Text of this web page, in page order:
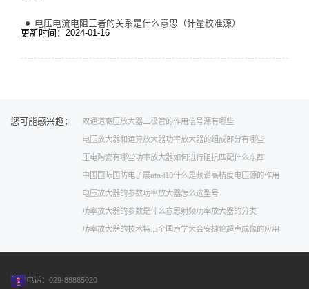
电压电流电阻三者的关系是什么意思（计量校准源）
更新时间：2024-01-16
您可能感兴趣： 双通道高压放大器二极管的作用 信号源有哪些
电压放大器和运算放大器功率放大器的组成部分有哪些
压电陶瓷有哪些功率放大器如何进行阻抗匹配什么东西
中国国际国防电子展ata-l10什么是频谱高精度电压源的作用
电压放大器的参数功率放大器怎么选型号
功率放大器的参数是什么意思射频功率放大器的分类
功率放大器的技术特点全国声学大会安捷伦超声成像的应用
电话：029-88865020